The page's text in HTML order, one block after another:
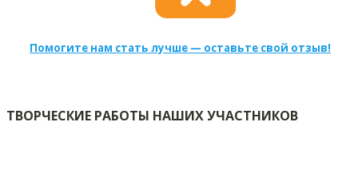
Помогите нам стать лучше — оставьте свой отзыв!
ТВОРЧЕСКИЕ РАБОТЫ НАШИХ УЧАСТНИКОВ